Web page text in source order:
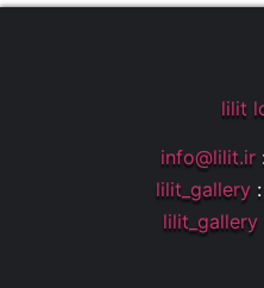
info@lilit.ir
lilit_gallery
lilit_gallery